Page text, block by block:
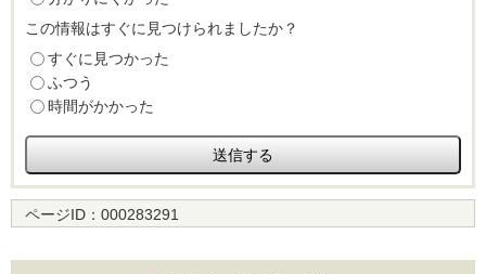
この情報はすぐに見つけられましたか？
すぐに見つかった
ふつう
時間がかかった
ページID： 000283291